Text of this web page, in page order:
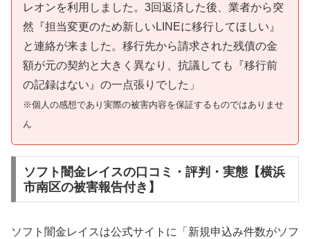
レオンを利用しました。3回返済した後、業者から突
然『担当変更のため新しいLINEに移行してほしい』
と連絡が来ました。移行先から請求された残債の金
額が元の契約と大きく異なり、抗議しても『移行前
の記録はない』の一点張りでした」
※個人の感想であり実際の被害内容を保証するものではありませ
ん
ソフト闇金レイスの口コミ・評判・実態【横浜
市南区の被害報告付き】
ソフト闇金レイスは公式サイトに「新規申込み件数がソフ